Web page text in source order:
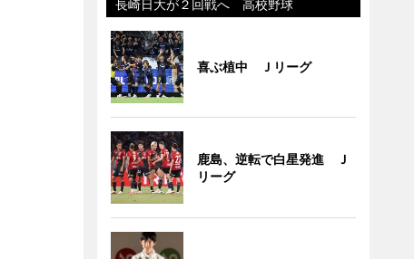
長崎日大が２回戦へ 高校野球
喜ぶ植中 Ｊリーグ
鹿島、逆転で白星発進 Ｊ
リーグ